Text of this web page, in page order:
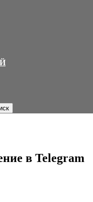
в Telegram